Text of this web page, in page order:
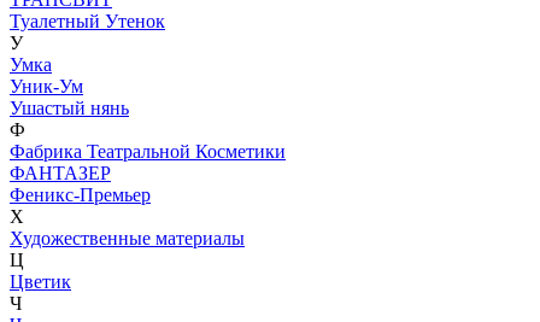
Туалетный Утенок
У
Умка
Уник-Ум
Ушастый нянь
Ф
Фабрика Театральной Косметики
ФАНТАЗЕР
Феникс-Премьер
Х
Художественные материалы
Ц
Цветик
Ч